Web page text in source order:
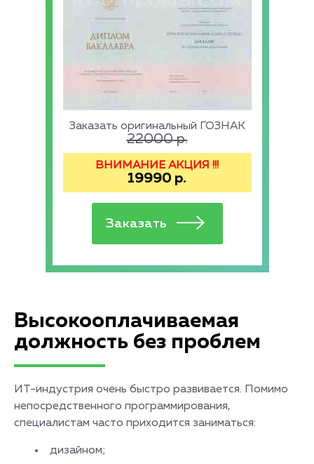
Заказать оригинальный ГОЗНАК
22000р.
ВНИМАНИЕ АКЦИЯ !!!
19990 р.
Высокооплачиваемая
должность без проблем
ИТ-индустрия очень быстро развивается. Помимо
непосредственного программирования,
специалистам часто приходится заниматься:
дизайном;